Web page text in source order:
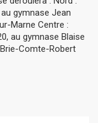
gymnase Jean
Marne Centre :
au gymnase Blaise
Comte-Robert